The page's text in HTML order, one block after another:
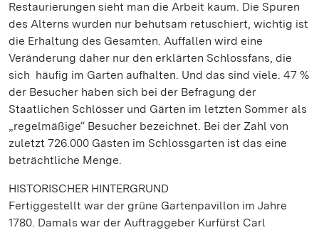
Restaurierungen sieht man die Arbeit kaum. Die Spuren
des Alterns wurden nur behutsam retuschiert, wichtig ist
die Erhaltung des Gesamten. Auffallen wird eine
Veränderung daher nur den erklärten Schlossfans, die
sich häufig im Garten aufhalten. Und das sind viele. 47 %
der Besucher haben sich bei der Befragung der
Staatlichen Schlösser und Gärten im letzten Sommer als
„regelmäßige“ Besucher bezeichnet. Bei der Zahl von
zuletzt 726.000 Gästen im Schlossgarten ist das eine
beträchtliche Menge.
HISTORISCHER HINTERGRUND
Fertiggestellt war der grüne Gartenpavillon im Jahre
1780. Damals war der Auftraggeber Kurfürst Carl